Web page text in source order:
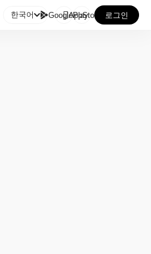
한국어 GooglePlay
AppStore 로그인